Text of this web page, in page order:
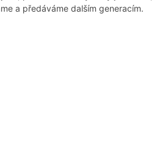
a předáváme dalším generacím.